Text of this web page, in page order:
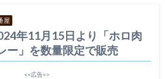
屋
年11月15日より「ホロ肉
ー」を数量限定で販売
<<広告>>